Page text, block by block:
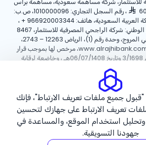
للاستثمار، شركة مساهمة سعودية، مساهمة برأس
، رقم السجل التجاري: 1010000096، ص.ب:
+ 966920003344 ،
8001244455 العنوان الوطني: شركة الراجحي المصرفية للاستثمار، 8467
طريق الملك فهد – حي المروج، وحدة رقم (1)، الرياض 12263 – 2743،
الموقع الإلكتروني: www.alrajhibank.com.sa، مرخص لها بموجب قرار
معالي وزير المالية رقم 3/1698 وتاريخ 06/07/1408هـ ، وخاضعة لرقابة
البنك المركزي السعودي.
©2026 مصرف الراجحي.
الارتباطسياسة الخصوصية الأحكام والشروط
جميع ملفات تعريف الارتباط"، فإنك
تعريف الارتباط على جهازك لتحسين
وتحليل استخدام الموقع، والمساعدة في
جهودنا التسويقية.